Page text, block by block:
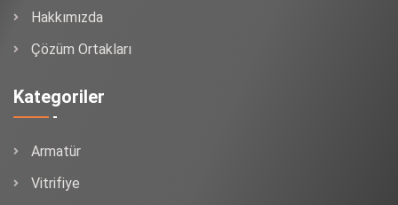
Hakkımızda
Çözüm Ortakları
Kategoriler
Armatür
Vitrifiye